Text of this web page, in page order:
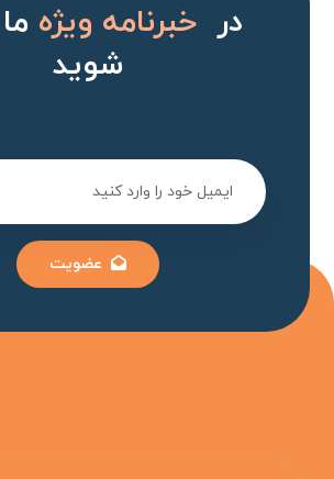
درخبرنامه ویژه
شوید
عضویت